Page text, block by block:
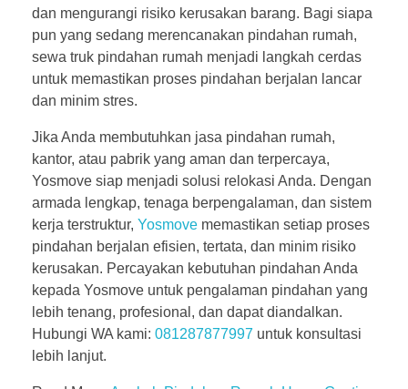
dan mengurangi risiko kerusakan barang. Bagi siapa
pun yang sedang merencanakan pindahan rumah,
sewa truk pindahan rumah menjadi langkah cerdas
untuk memastikan proses pindahan berjalan lancar
dan minim stres.
Jika Anda membutuhkan jasa pindahan rumah,
kantor, atau pabrik yang aman dan terpercaya,
Yosmove siap menjadi solusi relokasi Anda. Dengan
armada lengkap, tenaga berpengalaman, dan sistem
kerja terstruktur, Yosmove memastikan setiap proses
pindahan berjalan efisien, tertata, dan minim risiko
kerusakan. Percayakan kebutuhan pindahan Anda
kepada Yosmove untuk pengalaman pindahan yang
lebih tenang, profesional, dan dapat diandalkan.
Hubungi WA kami: 081287877997 untuk konsultasi
lebih lanjut.